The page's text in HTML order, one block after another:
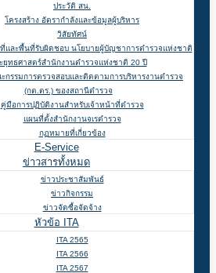
ประวัติ สน.
โครงสร้าง อัตรากำลังและข้อมูลผู้บริหาร
วิสัยทัศน์
และพื้นที่รับผิดชอบ นโยบายผู้บัญชาการตำรวจแห่งชาติ
ยุทธศาสตร์สำนักงานตำรวจแห่งชาติ 20 ปี
กรรมการตรวจสอบและติดตามการบริหารงานตำรวจ
(กต.ตร.) ของสถานีตำรวจ
คู่มือการปฏิบัติงานสำหรับเจ้าหน้าที่ตำรวจ
แผนที่ตั้งสำนักงานจเรตำรวจ
กฏหมายที่เกี่ยวข้อง
E-Service
ข่าวสารทั้งหมด
ข่าวประชาสัมพันธ์
ข่าวกิจกรรม
ข่าวจัดซื้อจัดจ้าง
หัวข้อ ITA
ITA 2565
ITA 2566
ITA 2567